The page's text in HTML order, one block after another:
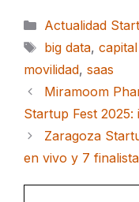
Categorías
Actualidad
Etiquetas
big data,
movilidad, saas
Miramoom
Startup Fest
Zaragoza
en vivo y 7